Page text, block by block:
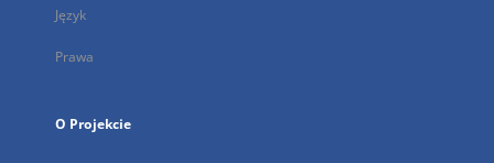
Język
Prawa
O Projekcie